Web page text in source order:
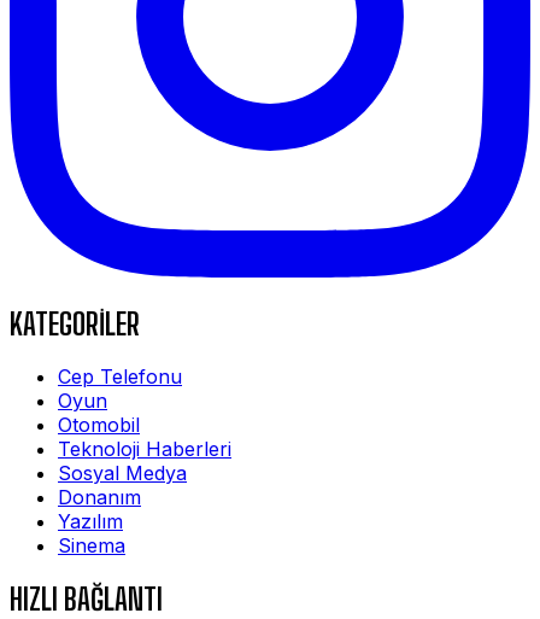
KATEGORİLER
Cep Telefonu
Oyun
Otomobil
Teknoloji Haberleri
Sosyal Medya
Donanım
Yazılım
Sinema
HIZLI BAĞLANTI